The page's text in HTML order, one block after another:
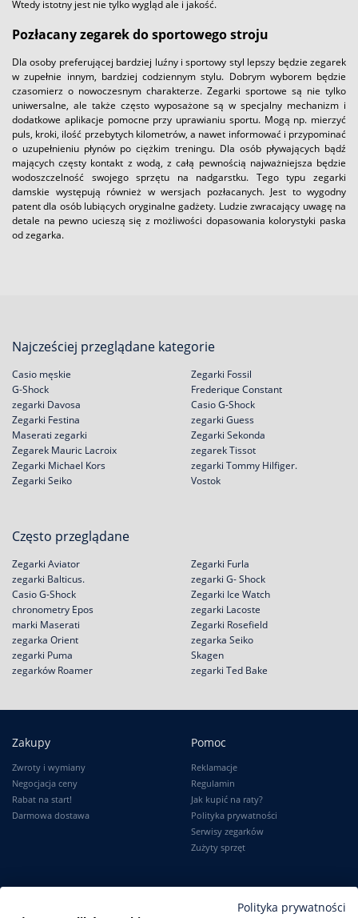
Wtedy istotny jest nie tylko wygląd ale i jakość.
Pozłacany zegarek do sportowego stroju
Dla osoby preferującej bardziej luźny i sportowy styl lepszy będzie zegarek
w zupełnie innym, bardziej codziennym stylu. Dobrym wyborem będzie
czasomierz o nowoczesnym charakterze. Zegarki sportowe są nie tylko
uniwersalne, ale także często wyposażone są w specjalny mechanizm i
dodatkowe aplikacje pomocne przy uprawianiu sportu. Mogą np. mierzyć
puls, kroki, ilość przebytych kilometrów, a nawet informować i przypominać
o uzupełnieniu płynów po ciężkim treningu. Dla osób pływających bądź
mających częsty kontakt z wodą, z całą pewnością najważniejsza będzie
wodoszczelność swojego sprzętu na nadgarstku. Tego typu zegarki
damskie występują również w wersjach pozłacanych. Jest to wygodny
patent dla osób lubiących oryginalne gadżety. Ludzie zwracający uwagę na
detale na pewno ucieszą się z możliwości dopasowania kolorystyki paska
od zegarka.
Najcześciej przeglądane kategorie
Casio męskie
G-Shock
zegarki Davosa
Zegarki Festina
Zegarki Fossil
Frederique Constant
Casio G-Shock
zegarki Guess
Maserati zegarki
Zegarek Mauric Lacroix
Zegarki Michael Kors
Zegarki Seiko
Zegarki Sekonda
zegarek Tissot
zegarki Tommy Hilfiger.
Vostok
Często przeglądane
Zegarki Aviator
zegarki Balticus.
Casio G-Shock
chronometry Epos
Zegarki Furla
zegarki G- Shock
Zegarki Ice Watch
zegarki Lacoste
marki Maserati
zegarka Orient
zegarki Puma
zegarków Roamer
Zegarki Rosefield
zegarka Seiko
Skagen
zegarki Ted Bake
Zakupy
Zwroty i wymiany
Negocjacja ceny
Rabat na start!
Darmowa dostawa
Pomoc
Reklamacje
Regulamin
Jak kupić na raty?
Polityka prywatności
Serwisy zegarków
Zużyty sprzęt
InformacjePolityka prywatności